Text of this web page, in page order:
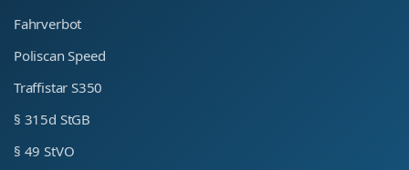
Fahrverbot
Poliscan Speed
Traffistar S350
§ 315d StGB
§ 49 StVO